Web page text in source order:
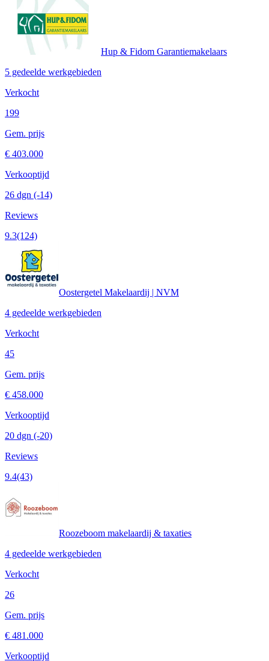
Hup & Fidom Garantiemakelaars
5 gedeelde werkgebieden
Verkocht
199
Gem. prijs
€ 403.000
Verkooptijd
26 dgn (-14)
Reviews
9.3(124)
Oostergetel Makelaardij | NVM
4 gedeelde werkgebieden
Verkocht
45
Gem. prijs
€ 458.000
Verkooptijd
20 dgn (-20)
Reviews
9.4(43)
Roozeboom makelaardij & taxaties
4 gedeelde werkgebieden
Verkocht
26
Gem. prijs
€ 481.000
Verkooptijd